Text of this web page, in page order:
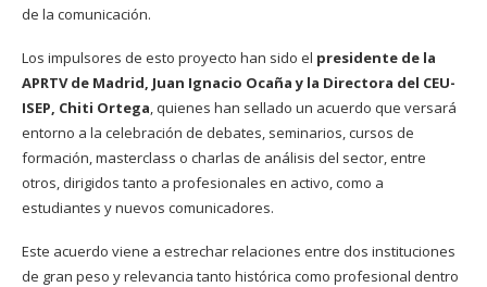
de la comunicación.
Los impulsores de esto proyecto han sido el presidente de la
APRTV de Madrid, Juan Ignacio Ocaña y la Directora del CEU-
ISEP, Chiti Ortega, quienes han sellado un acuerdo que versará
entorno a la celebración de debates, seminarios, cursos de
formación, masterclass o charlas de análisis del sector, entre
otros, dirigidos tanto a profesionales en activo, como a
estudiantes y nuevos comunicadores.
Este acuerdo viene a estrechar relaciones entre dos instituciones
de gran peso y relevancia tanto histórica como profesional dentro